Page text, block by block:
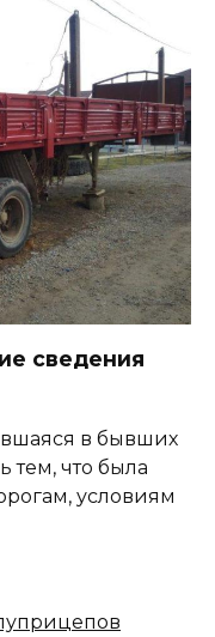
сведения
в бывших
тем, что была
условиям